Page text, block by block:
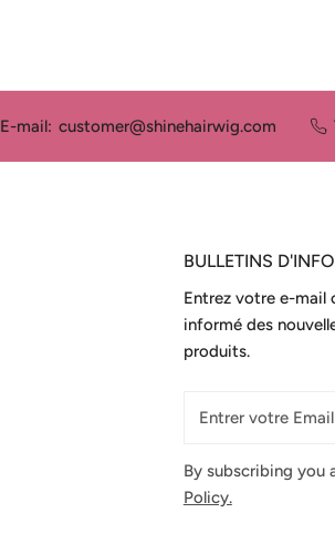
E-mail: customer@shinehairwig.com
BULLETINS
Entrez votre e-mail
informé des
produits.
mail
By subscribing you
Policy.